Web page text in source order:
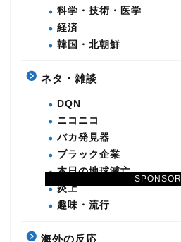
SPONSOR
科学・技術・医学
経済
韓国・北朝鮮
ネタ・雑談
DQN
ニコニコ
バカ発見器
ブラック企業
本日の地球滅亡
炎上
趣味・流行
海外の反応